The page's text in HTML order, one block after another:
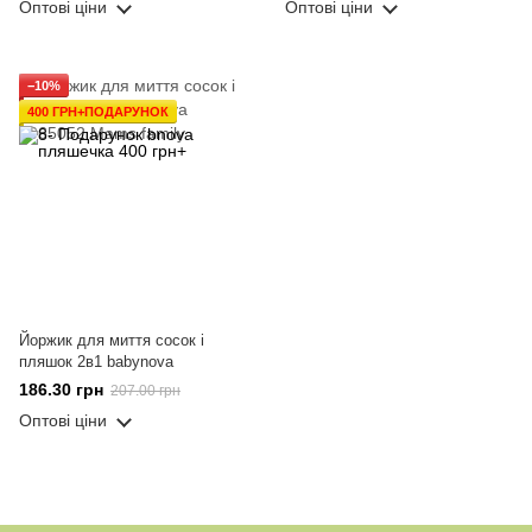
Оптові ціни Оптові ціни
−10%
400 ГРН+ПОДАРУНОК
Йоржик для миття сосок і
пляшок 2в1 babynova
186.30 грн 207.00 грн
Оптові ціни